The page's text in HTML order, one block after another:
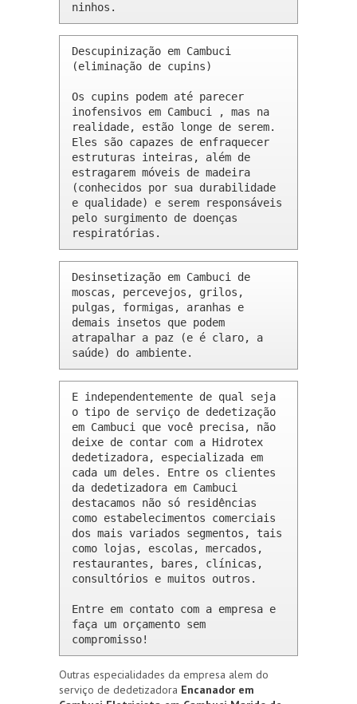
ninhos.
Descupinização em Cambuci
(eliminação de cupins)
Os cupins podem até parecer
inofensivos em Cambuci , mas na
realidade, estão longe de serem.
Eles são capazes de enfraquecer
estruturas inteiras, além de
estragarem móveis de madeira
(conhecidos por sua durabilidade
e qualidade) e serem responsáveis
pelo surgimento de doenças
respiratórias.
Desinsetização em Cambuci de
moscas, percevejos, grilos,
pulgas, formigas, aranhas e
demais insetos que podem
atrapalhar a paz (e é claro, a
saúde) do ambiente.
E independentemente de qual seja
o tipo de serviço de dedetização
em Cambuci que você precisa, não
deixe de contar com a Hidrotex
dedetizadora, especializada em
cada um deles. Entre os clientes
da dedetizadora em Cambuci
destacamos não só residências
como estabelecimentos comerciais
dos mais variados segmentos, tais
como lojas, escolas, mercados,
restaurantes, bares, clínicas,
consultórios e muitos outros.
Entre em contato com a empresa e
faça um orçamento sem
compromisso!
Outras especialidades da empresa alem do
serviço de dedetizadora Encanador em